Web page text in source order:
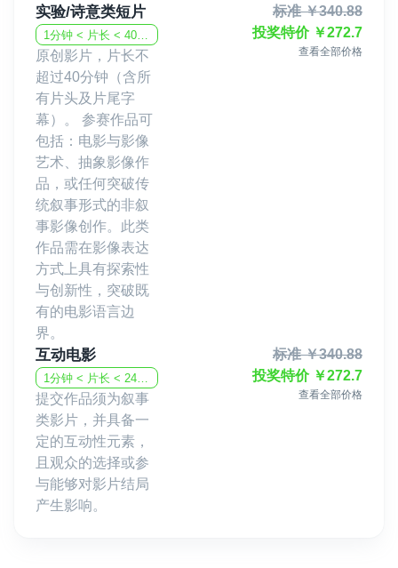
实验/诗意类短片
原创影片，片长不
超过40分钟（含所
有片头及片尾字
幕）。 参赛作品可
包括：电影与影像
艺术、抽象影像作
品，或任何突破传
统叙事形式的非叙
事影像创作。此类
作品需在影像表达
方式上具有探索性
与创新性，突破既
有的电影语言边
界。
标准￥340.88
投奖特价￥272.7
查看全部价格
互动电影
提交作品须为叙事
类影片，并具备一
定的互动性元素，
且观众的选择或参
与能够对影片结局
产生影响。
标准￥340.88
投奖特价￥272.7
查看全部价格